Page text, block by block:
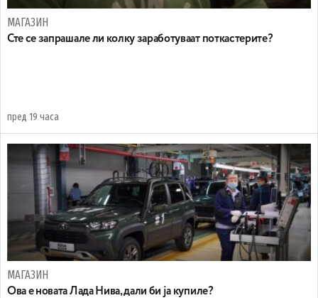
МАГАЗИН
Сте се запрашале ли колку заработуваат поткастерите?
пред 19 часа
МАГАЗИН
Ова е новата Лада Нива, дали би ја купиле?